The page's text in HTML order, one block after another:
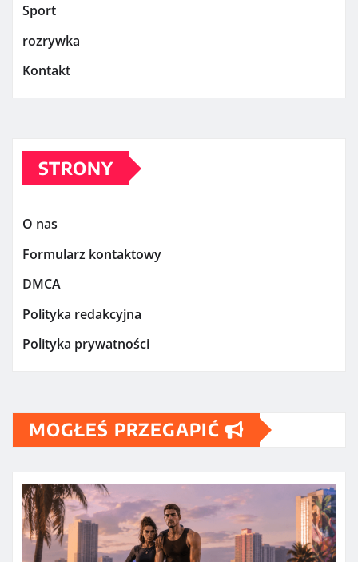
Sport
rozrywka
Kontakt
STRONY
O nas
Formularz kontaktowy
DMCA
Polityka redakcyjna
Polityka prywatności
MOGŁEŚ PRZEGAPIĆ